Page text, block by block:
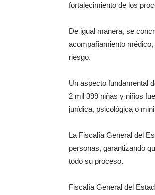
fortalecimiento de los
De igual manera, se
acompañamiento
riesgo.
Un aspecto fundamental
2 mil 399 niñas y niños
jurídica, psicológica o
La Fiscalía General del
personas, garantizando
todo su proceso.
Fiscalía General del